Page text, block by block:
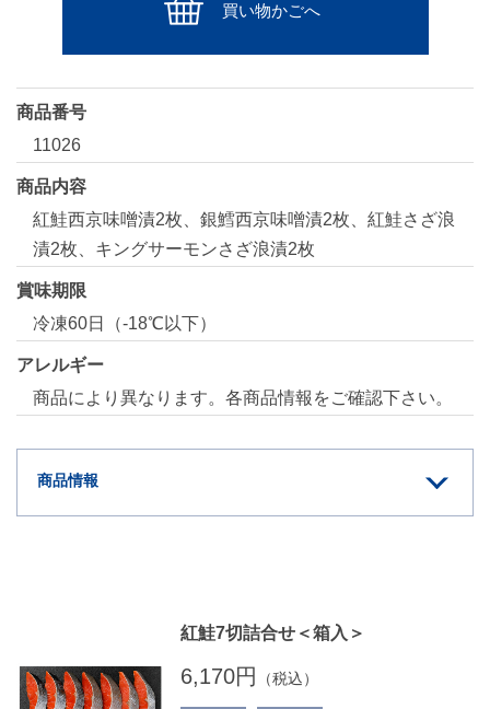
買い物かごへ
商品番号
11026
商品内容
紅鮭西京味噌漬2枚、銀鱈西京味噌漬2枚、紅鮭さざ浪
漬2枚、キングサーモンさざ浪漬2枚
賞味期限
冷凍60日（-18℃以下）
アレルギー
商品により異なります。各商品情報をご確認下さい。
商品情報
紅鮭7切詰合せ＜箱入＞
6,170円 （税込）